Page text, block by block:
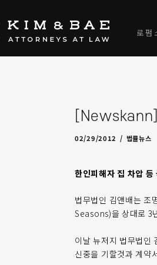
로펌
02/29/2012
02/29/2012 법률뉴스
byadmin
한인피해자 집 차압
법무법인 김앤배는 조
Seasons)을 상대로 3
이날 뉴저지 법무법인
신중을 기할것과 계약